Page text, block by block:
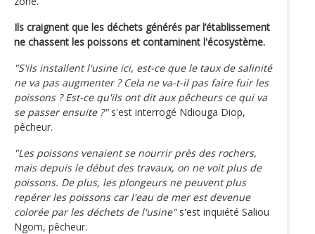
Ils craignent que les déchets générés par l’établissement
ne chassent les poissons et contaminent l'écosystème.
"S'ils installent l'usine ici, est-ce que le taux de salinité
ne va pas augmenter ? Cela ne va-t-il pas faire fuir les
poissons ? Est-ce qu'ils ont dit aux pêcheurs ce qui va
se passer ensuite ?"s'est interrogé Ndiouga Diop,
pêcheur.
"Les poissons venaient se nourrir près des rochers,
mais depuis le début des travaux, on ne voit plus de
poissons. De plus, les plongeurs ne peuvent plus
repérer les poissons car l'eau de mer est devenue
colorée par les déchets de l'usine"s'est inquiété Saliou
Ngom, pêcheur.